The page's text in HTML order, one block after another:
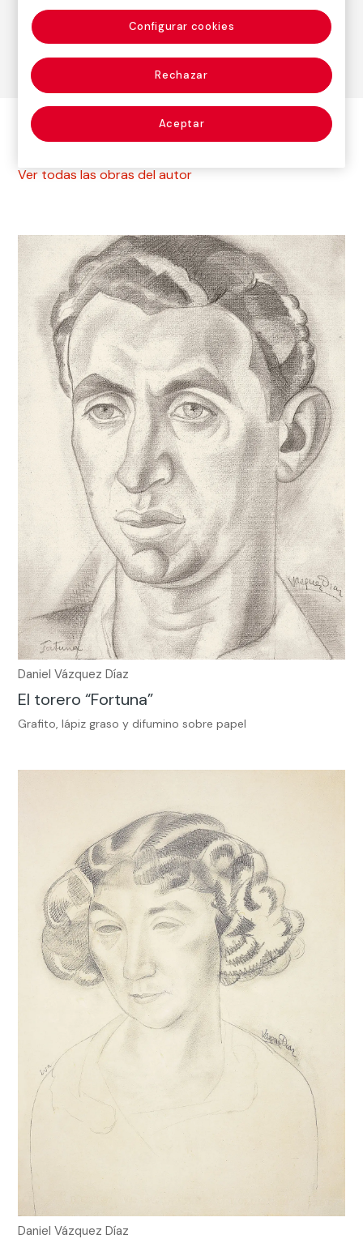
Pintura
Otras obras del autor
Ver todas las obras del autor
Daniel Vázquez Díaz
El torero “Fortuna”
Grafito, lápiz graso y difumino sobre papel
Daniel Vázquez Díaz
Rechazar
Aceptar
Configurar cookies